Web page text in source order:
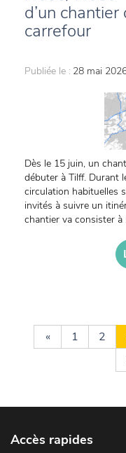
d’un chantier
carrefour
Publiée le : 28 mai
Dès le 15 juin, un
débuter à Tilff. Durant
circulation habituelles
invités à suivre un
chantier va consister
« 1 2
Accès rapides